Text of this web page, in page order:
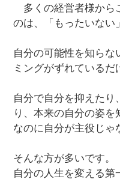
多くの経営者様から
のは、「もったいない
自分の可能性を知らな
ミングがずれているだ
自分で自分を抑えたり
り、本来の自分の姿を
なのに自分が主役じゃ
そんな方が多いです。
自分の人生を変える第